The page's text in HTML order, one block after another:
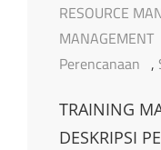
Links
RESOURCE
MANAGEMENT
Perencanaan ,
TRAINING
DESKRIPSI